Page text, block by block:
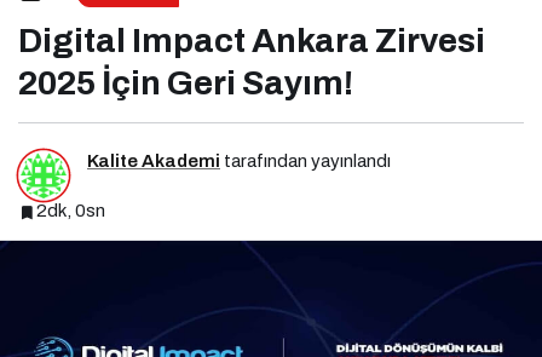
Digital Impact Ankara Zirvesi
2025 İçin Geri Sayım!
Kalite Akademi tarafından yayınlandı
2dk, 0sn